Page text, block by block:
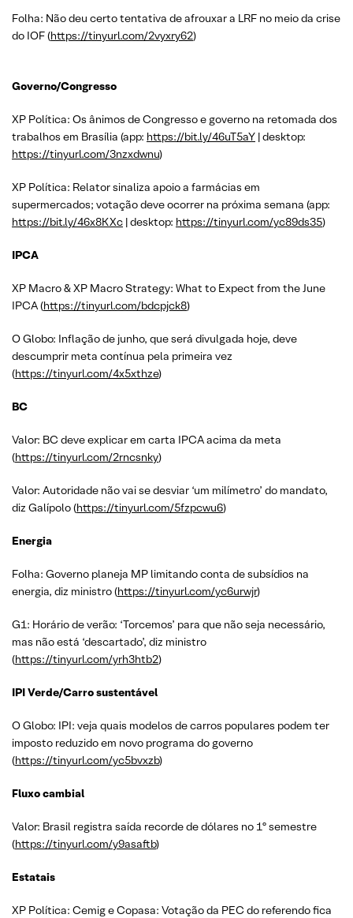
Folha: Não deu certo tentativa de afrouxar a LRF no meio da crise
do IOF (https://tinyurl.com/2vyxry62)
Governo/Congresso
XP Política: Os ânimos de Congresso e governo na retomada dos
trabalhos em Brasília (app: https://bit.ly/46uT5aY | desktop:
https://tinyurl.com/3nzxdwnu)
XP Política: Relator sinaliza apoio a farmácias em
supermercados; votação deve ocorrer na próxima semana (app:
https://bit.ly/46x8KXc | desktop: https://tinyurl.com/yc89ds35)
IPCA
XP Macro & XP Macro Strategy: What to Expect from the June
IPCA (https://tinyurl.com/bdcpjck8)
O Globo: Inflação de junho, que será divulgada hoje, deve
descumprir meta contínua pela primeira vez
(https://tinyurl.com/4x5xthze)
BC
Valor: BC deve explicar em carta IPCA acima da meta
(https://tinyurl.com/2rncsnky)
Valor: Autoridade não vai se desviar ‘um milímetro’ do mandato,
diz Galípolo (https://tinyurl.com/5fzpcwu6)
Energia
Folha: Governo planeja MP limitando conta de subsídios na
energia, diz ministro (https://tinyurl.com/yc6urwjr)
G1: Horário de verão: ‘Torcemos’ para que não seja necessário,
mas não está ‘descartado’, diz ministro
(https://tinyurl.com/yrh3htb2)
IPI Verde/Carro sustentável
O Globo: IPI: veja quais modelos de carros populares podem ter
imposto reduzido em novo programa do governo
(https://tinyurl.com/yc5bvxzb)
Fluxo cambial
Valor: Brasil registra saída recorde de dólares no 1º semestre
(https://tinyurl.com/y9asaftb)
Estatais
XP Política: Cemig e Copasa: Votação da PEC do referendo fica